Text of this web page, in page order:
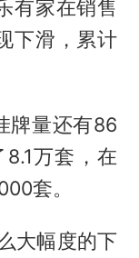
有家在销售
下滑，累计
牌量还有86
万套，在
套。
大幅度的下